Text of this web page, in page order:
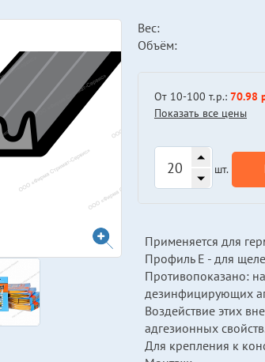
Вес:
Объём:
От 10-100 т.р.: 70.98
Показать все цены
шт.
Применяется для
Профиль Е - для
Противопоказано:
дезинфицирующих
Воздействие этих
адгезионных
Для крепления к